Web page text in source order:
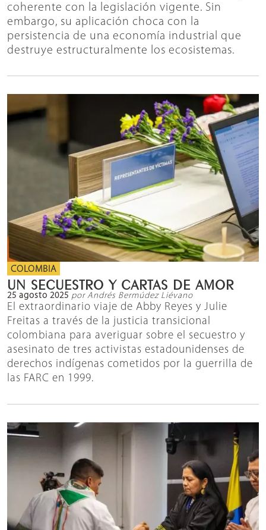
coherente con la legislación vigente. Sin
embargo, su aplicación choca con la
persistencia de una economía industrial que
destruye estructuralmente los ecosistemas.
COLOMBIA
UN SECUESTRO Y CARTAS DE AMOR
25 agosto 2025 por Andrés Bermúdez Liévano
El extraordinario viaje de Abby Reyes y Julie
Freitas a través de la justicia transicional
colombiana para averiguar sobre el secuestro y
asesinato de tres activistas estadounidenses de
derechos indígenas cometidos por la guerrilla de
las FARC en 1999.